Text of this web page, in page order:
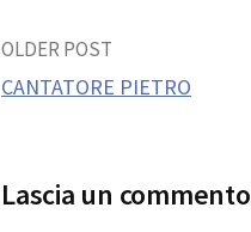
Post
OLDER POST
CANTATORE PIETRO
Lascia un commento